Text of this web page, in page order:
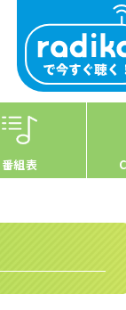
番組表